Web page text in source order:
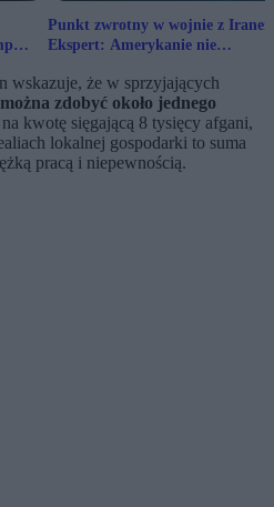
Punkt zwrotny w wojnie z
Ekspert: Amerykanie nie
wskazuje, że w sprzyjających
zdobyć około jednego
na kwotę sięgającą 8 tysięcy afgani,
lokalnej gospodarki to suma
pracą i niepewnością.